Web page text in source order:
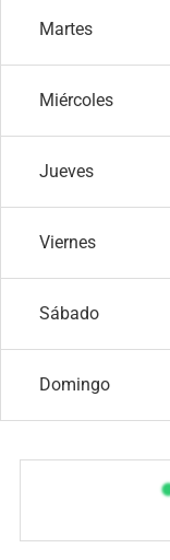
Martes
Miércoles
Jueves
Viernes
Sábado
Domingo